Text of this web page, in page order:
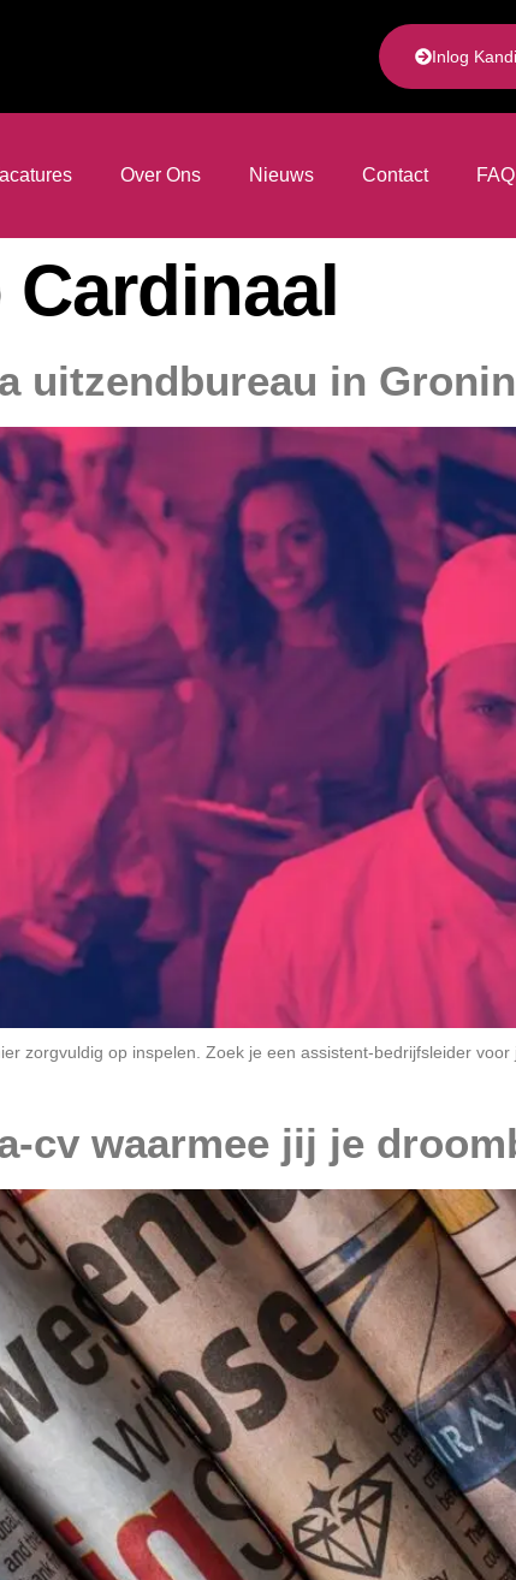
Inlog
Over Ons Nieuws Contact FAQ
Cardinaal
uitzendbureau in
zorgvuldig op inspelen. Zoek je een assistent-bedrijfsleider
cv waarmee jij je